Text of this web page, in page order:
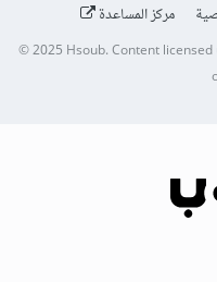
مركز المساعدة
© 2025Hsoub.Content